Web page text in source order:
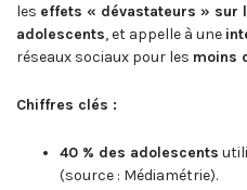
les effets « dévastateurs » sur
adolescents, et appelle à une
réseaux sociaux pour les moins
Chiffres clés :
40 % des adolescents
(source : Médiamétrie).